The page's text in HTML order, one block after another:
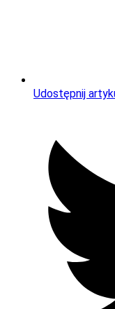
Udostępnij